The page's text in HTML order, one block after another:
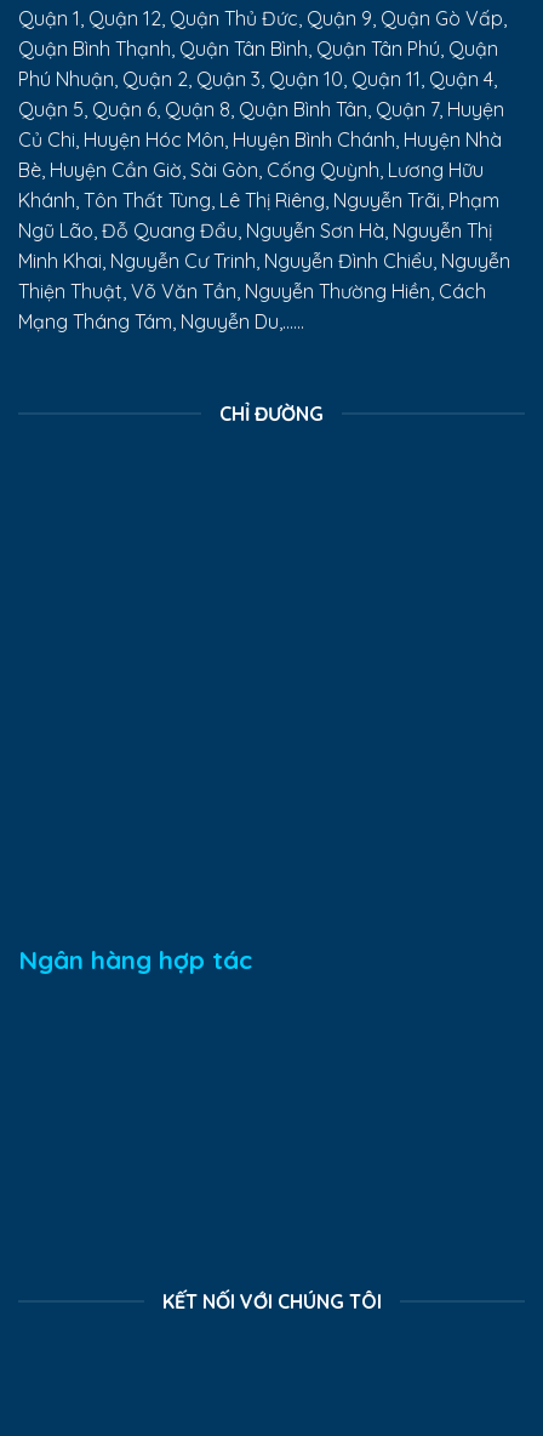
Quận 1, Quận 12, Quận Thủ Đức, Quận 9, Quận Gò Vấp,
Quận Bình Thạnh, Quận Tân Bình, Quận Tân Phú, Quận
Phú Nhuận, Quận 2, Quận 3, Quận 10, Quận 11, Quận 4,
Quận 5, Quận 6, Quận 8, Quận Bình Tân, Quận 7, Huyện
Củ Chi, Huyện Hóc Môn, Huyện Bình Chánh, Huyện Nhà
Bè, Huyện Cần Giờ, Sài Gòn, Cống Quỳnh, Lương Hữu
Khánh, Tôn Thất Tùng, Lê Thị Riêng, Nguyễn Trãi, Phạm
Ngũ Lão, Đỗ Quang Đẩu, Nguyễn Sơn Hà, Nguyễn Thị
Minh Khai, Nguyễn Cư Trinh, Nguyễn Đình Chiểu, Nguyễn
Thiện Thuật, Võ Văn Tần, Nguyễn Thường Hiền, Cách
Mạng Tháng Tám, Nguyễn Du,......
CHỈ ĐƯỜNG
Ngân hàng hợp tác
KẾT NỐI VỚI CHÚNG TÔI